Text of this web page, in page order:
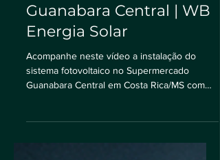
Guanabara Central | WB
Energia Solar
Acompanhe neste vídeo a instalação do
sistema fotovoltaico no Supermercado
Guanabara Central em Costa Rica/MS com